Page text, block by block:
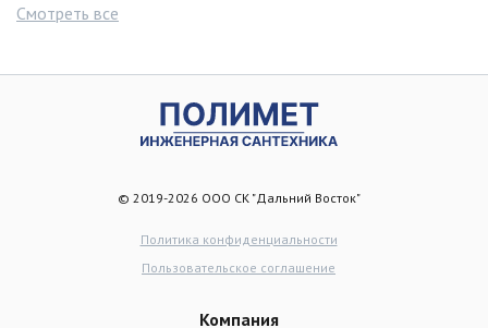
Смотреть все
© 2019-2026 ООО СК "Дальний Восток"
Политика конфиденциальности
Пользовательское соглашение
Компания